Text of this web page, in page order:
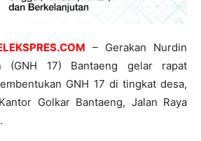
– Gerakan Nurdin
(GNH 17) Bantaeng gelar rapat
GNH 17 di tingkat desa,
Golkar Bantaeng, Jalan Raya